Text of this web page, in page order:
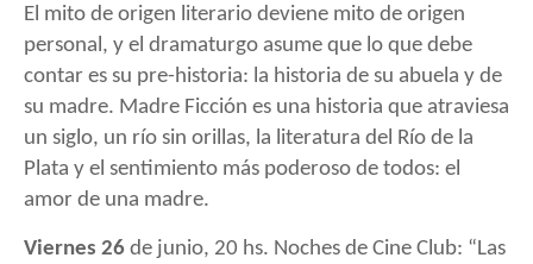
El mito de origen literario deviene mito de origen
personal, y el dramaturgo asume que lo que debe
contar es su pre-historia: la historia de su abuela y de
su madre. Madre Ficción es una historia que atraviesa
un siglo, un río sin orillas, la literatura del Río de la
Plata y el sentimiento más poderoso de todos: el
amor de una madre.
Viernes 26 de junio, 20 hs. Noches de Cine Club: “Las